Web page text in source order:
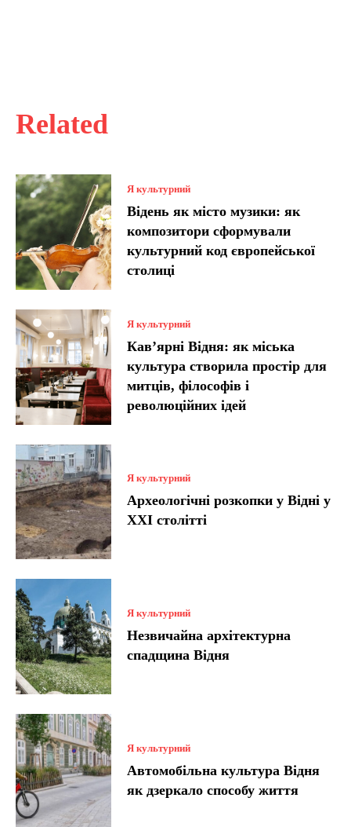
Related
Я культурний
Відень як місто музики: як
композитори сформували
культурний код європейської
столиці
Я культурний
Кав’ярні Відня: як міська
культура створила простір для
митців, філософів і
революційних ідей
Я культурний
Археологічні розкопки у Відні у
XXI столітті
Я культурний
Незвичайна архітектурна
спадщина Відня
Я культурний
Автомобільна культура Відня
як дзеркало способу життя